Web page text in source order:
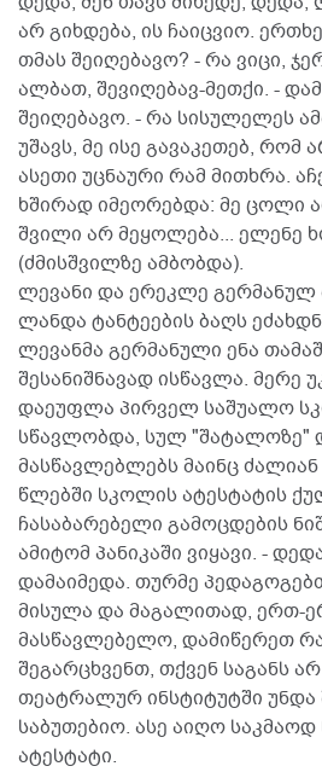
არ გიხდება, ის ჩაიცვიო.
თმას შეიღებავო? - რა ვიცი,
ალბათ, შევიღებავ-მეთქი. -
შეიღებავო. - რა სისულელეს
უშავს, მე ისე გავაკეთებ, რომ
ასეთი უცნაური რამ მითხრა.
ხშირად იმეორებდა: მე ცოლი
შვილი არ მეყოლება... ელენე
(ძმისშვილზე ამბობდა).
ლევანი და ერეკლე გერმანულ
ლანდა ტანტეების ბაღს
ლევანმა გერმანული ენა
შესანიშნავად ისწავლა. მერე
დაეუფლა პირველ საშუალო
სწავლობდა, სულ "შატალოზე"
მასწავლებლებს მაინც
წლებში სკოლის ატესტატის
ჩასაბარებელი გამოცდების
ამიტომ პანიკაში ვიყავი. -
დამაიმედა. თურმე
მისულა და მაგალითად, ერთ-
მასწავლებელო, დამიწერეთ
შეგარცხვენთ, თქვენ საგანს
თეატრალურ ინსტიტუტში უნდა
საბუთებიო. ასე აიღო
ატესტატი.